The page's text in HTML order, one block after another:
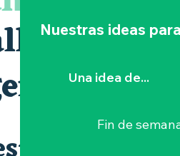
Nuestras ideas
Una idea de...
Fin de
enfants savants ....
- XXe sièclesde la